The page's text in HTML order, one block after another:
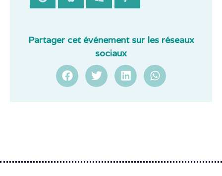
Partager cet événement sur les réseaux
sociaux